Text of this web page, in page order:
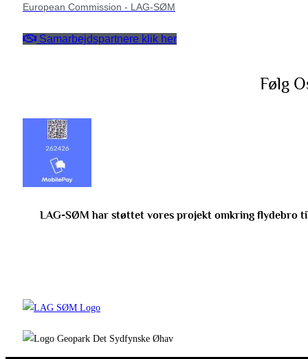
European Commission - LAG-SØM
Samarbejdspartnere klik her
Følg
LAG-SØM har støttet vores projekt omkring flydebro